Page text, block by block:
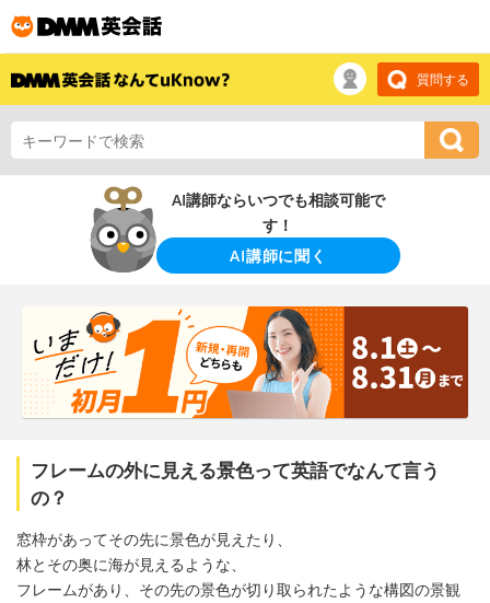
質問する
AI講師ならいつでも相談可能で
す！
AI講師に聞く
フレームの外に見える景色って英語でなんて言う
の？
窓枠があってその先に景色が見えたり、
林とその奥に海が見えるような、
フレームがあり、その先の景色が切り取られたような構図の景観